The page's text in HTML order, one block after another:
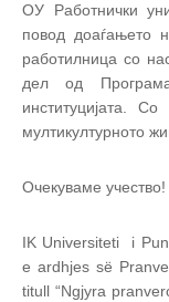
ОУ Работнички
повод доаѓањето
работилница со
дел од
институцијата.
мултикултурното
Очекуваме учество!
IK Universiteti i
e ardhjes së
titull “Ngjyra